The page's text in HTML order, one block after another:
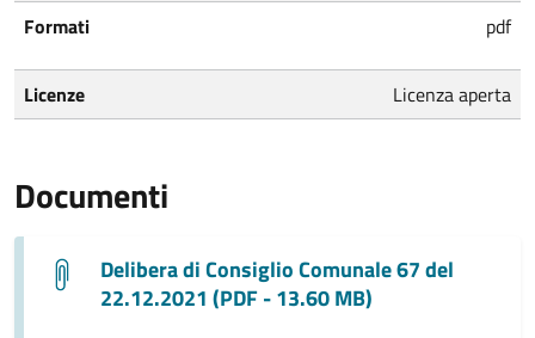
Formati
pdf
Licenze Licenza aperta
Documenti
Delibera di Consiglio Comunale 67 del
22.12.2021 (PDF - 13.60 MB)